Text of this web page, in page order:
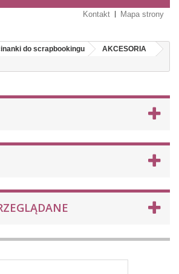
Kontakt Mapa strony
do scrapbookingu
AKCESORIA